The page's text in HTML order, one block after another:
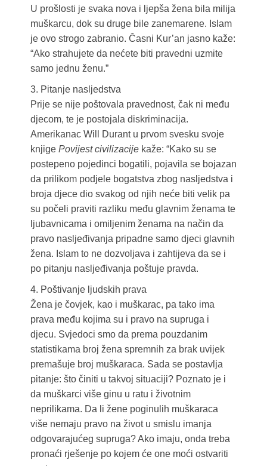
U prošlosti je svaka nova i ljepša žena bila milija
muškarcu, dok su druge bile zanemarene. Islam
je ovo strogo zabranio. Časni Kur’an jasno kaže:
“Ako strahujete da nećete biti pravedni uzmite
samo jednu ženu.”
3. Pitanje nasljedstva
Prije se nije poštovala pravednost, čak ni među
djecom, te je postojala diskriminacija.
Amerikanac Will Durant u prvom svesku svoje
knjige Povijest civilizacijekaže: “Kako su se
postepeno pojedinci bogatili, pojavila se bojazan
da prilikom podjele bogatstva zbog nasljedstva i
broja djece dio svakog od njih neće biti velik pa
su počeli praviti razliku među glavnim ženama te
ljubavnicama i omiljenim ženama na način da
pravo nasljeđivanja pripadne samo djeci glavnih
žena. Islam to ne dozvoljava i zahtijeva da se i
po pitanju nasljeđivanja poštuje pravda.
4. Poštivanje ljudskih prava
Žena je čovjek, kao i muškarac, pa tako ima
prava među kojima su i pravo na supruga i
djecu. Svjedoci smo da prema pouzdanim
statistikama broj žena spremnih za brak uvijek
premašuje broj muškaraca. Sada se postavlja
pitanje: što činiti u takvoj situaciji? Poznato je i
da muškarci više ginu u ratu i životnim
neprilikama. Da li žene poginulih muškaraca
više nemaju pravo na život u smislu imanja
odgovarajućeg supruga? Ako imaju, onda treba
pronaći rješenje po kojem će one moći ostvariti